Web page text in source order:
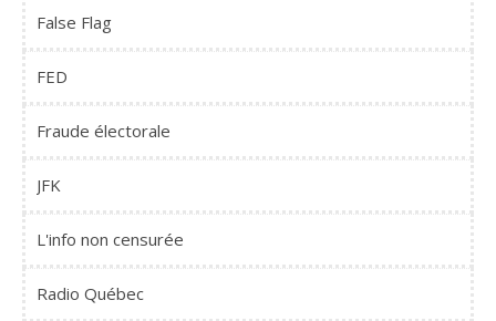
False Flag
FED
Fraude électorale
JFK
L'info non censurée
Radio Québec